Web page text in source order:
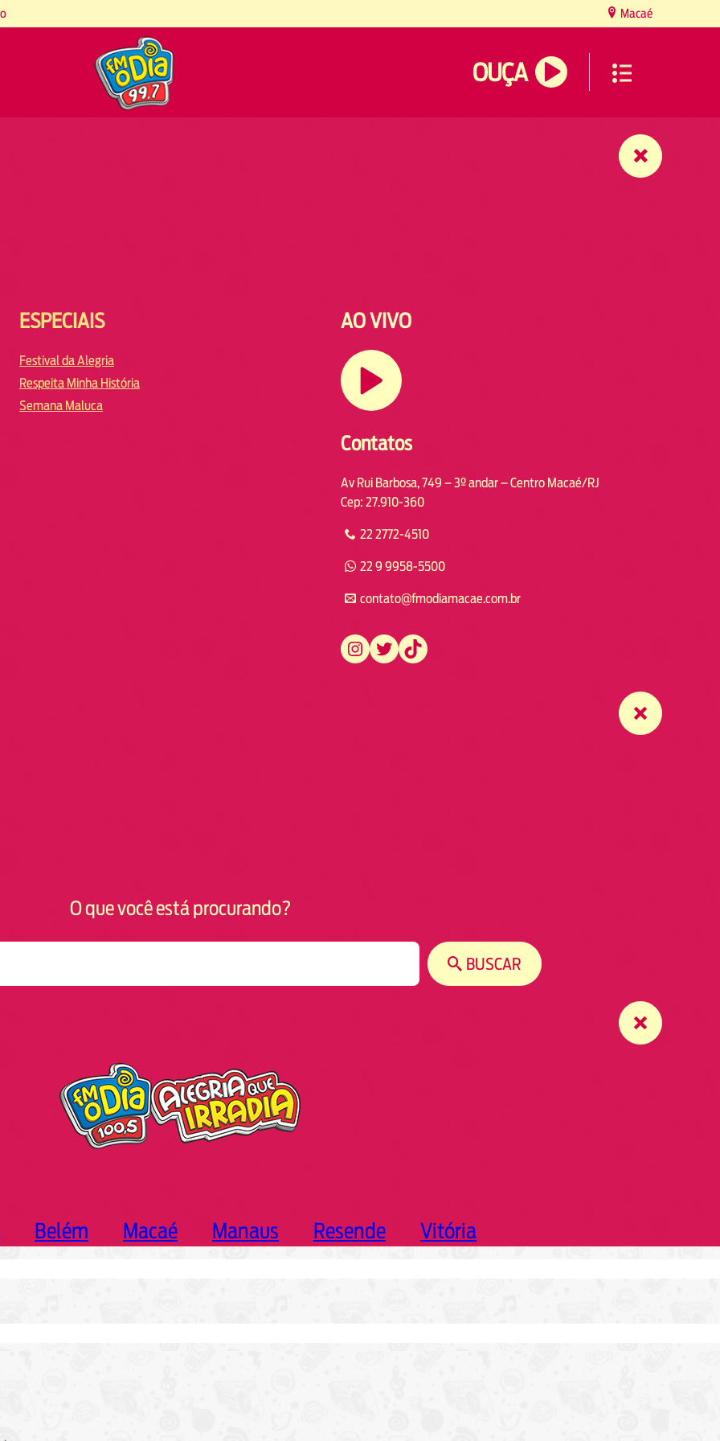
Macaé
OUÇA
ESPECIAIS
Festival da Alegria
Respeita Minha História
Semana Maluca
AO VIVO
Contatos
Av Rui Barbosa, 749 – 3º andar – Centro Macaé/RJ
Cep: 27.910-360
22 2772-4510
22 9 9958-5500
contato@fmodiamacae.com.br
https://www.instagram.com/fmodia.macae/ https://twitter.com/fmodia.macae/ https://www.tiktok.com/@fmodia.macae
O que você está procurando?
BUSCAR
Belém Macaé Manaus Resende Vitória